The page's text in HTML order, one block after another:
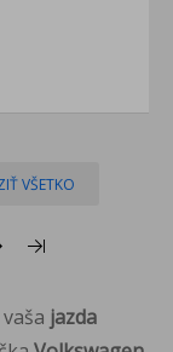
VŠETKO
jazda